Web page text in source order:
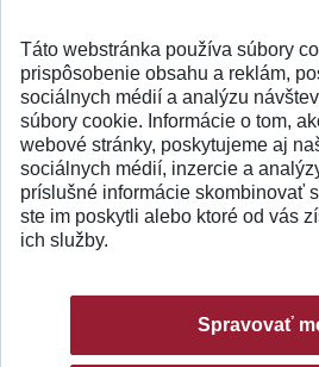
SPÄŤ NA
Táto webstránka používa súbory
prispôsobenie obsahu a reklám,
sociálnych médií a analýzu
súbory cookie. Informácie o tom,
webové stránky, poskytujeme aj
sociálnych médií, inzercie a
príslušné informácie skombinovať
ste im poskytli alebo ktoré od vás
ich služby.
Spravovať